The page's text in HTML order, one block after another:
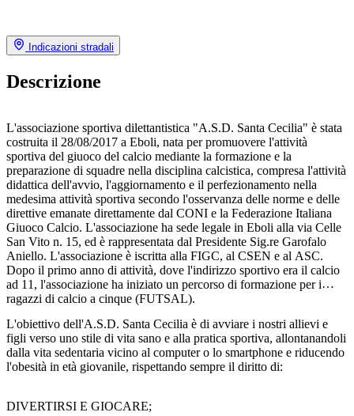
Indicazioni stradali
Descrizione
L'associazione sportiva dilettantistica "A.S.D. Santa Cecilia" è stata
costruita il 28/08/2017 a Eboli, nata per promuovere l'attività
sportiva del giuoco del calcio mediante la formazione e la
preparazione di squadre nella disciplina calcistica, compresa l'attività
didattica dell'avvio, l'aggiornamento e il perfezionamento nella
medesima attività sportiva secondo l'osservanza delle norme e delle
direttive emanate direttamente dal CONI e la Federazione Italiana
Giuoco Calcio. L'associazione ha sede legale in Eboli alla via Celle
San Vito n. 15, ed è rappresentata dal Presidente Sig.re Garofalo
Aniello. L'associazione è iscritta alla FIGC, al CSEN e al ASC.
Dopo il primo anno di attività, dove l'indirizzo sportivo era il calcio
ad 11, l'associazione ha iniziato un percorso di formazione per i
ragazzi di calcio a cinque (FUTSAL).
L'obiettivo dell'A.S.D. Santa Cecilia è di avviare i nostri allievi e
figli verso uno stile di vita sano e alla pratica sportiva, allontanandoli
dalla vita sedentaria vicino al computer o lo smartphone e riducendo
l'obesità in età giovanile, rispettando sempre il diritto di:
DIVERTIRSI E GIOCARE;